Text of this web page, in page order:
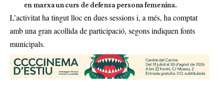
en marxa un curs de defensa persona femenina.
L’activitat ha tingut lloc en dues sessions i, a més, ha comptat
amb una gran acollida de participació, segons indiquen fonts
municipals.